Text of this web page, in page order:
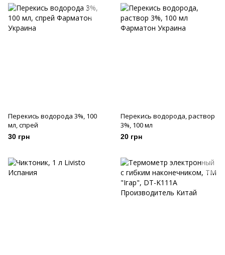
Перекись водорода 3%, 100
мл, спрей
30 грн
Перекись водорода, раствор
3%, 100 мл
20 грн